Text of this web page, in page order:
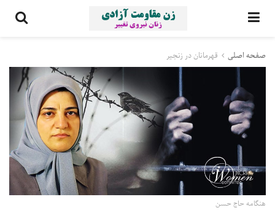
صفحه اصلی قهرمانان در زنجیر
هنگامه حاج حسن